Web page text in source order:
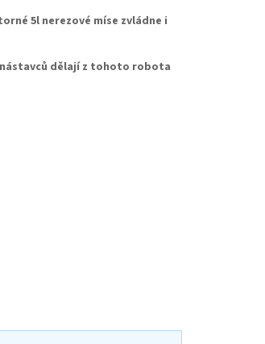
5l nerezové míse zvládne i
dělají z tohoto robota